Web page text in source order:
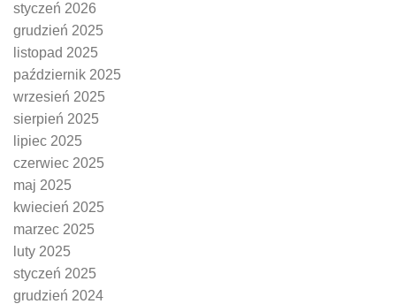
styczeń 2026
grudzień 2025
listopad 2025
październik 2025
wrzesień 2025
sierpień 2025
lipiec 2025
czerwiec 2025
maj 2025
kwiecień 2025
marzec 2025
luty 2025
styczeń 2025
grudzień 2024